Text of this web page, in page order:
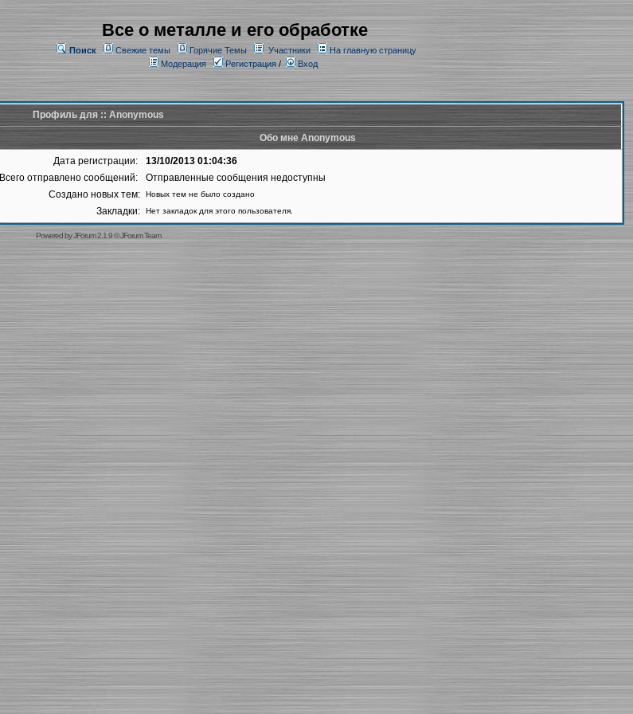
Все о металле и его обработке
Поиск Свежие темы Горячие Темы Участники
На главную страницу
Модерация
Регистрация/ Вход
Профиль для :: Anonymous
Обо мне Anonymous
Дата регистрации:
13/10/2013 01:04:36
Всего отправлено сообщений:
Отправленные сообщения недоступны
Создано новых тем:
Новых тем не было создано
Закладки: Нет закладок для этого пользователя.
Powered byJForum 2.1.9©JForum Team